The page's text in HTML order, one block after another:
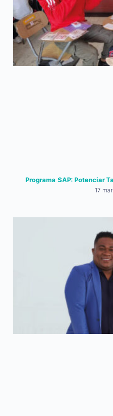
Programa SAP: Potenciar
17